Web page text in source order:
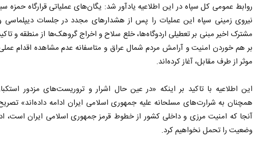
روابط عمومی کل سپاه در این اطلاعیه یادآور شد: یگان‌های عملیاتی قرارگاه حمزه
نیروی زمینی سپاه این عملیات را پس از هشدارهای مجدد در جلسات دیپلماسی
مشترک اخیر مبنی بر تعطیلی اردوگاه‌ها، خلع سلاح و اخراج گروهک‌ها از منطقه و
بر هم خوردن امنیت و آرامش مردم شمال عراق و متاسفانه عدم مشاهده اقدام
موثر از طرف مقابل، آغاز کرده‌اند.
این اطلاعیه با تاکید بر اینکه «در عین حال اشرار و تروریست‌های مزدور
همچنان به شرارت‌های مسلحانه علیه جمهوری اسلامی ایران ادامه داده‌اند»
آنجا که امنیت مرزی و داخلی کشور از خطوط قرمز جمهوری اسلامی ایران است،
وضعیت را تحمل نخواهیم کرد.